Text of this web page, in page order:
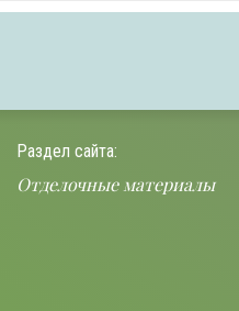
Раздел сайта:
Отделочные материалы